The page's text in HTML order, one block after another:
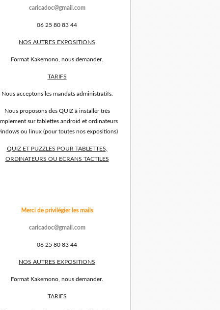
caricadoc@gmail.com
06 25 80 83 44
NOS AUTRES EXPOSITIONS
Format Kakemono, nous demander.
TARIFS
Nous acceptons les mandats administratifs.
Nous proposons des QUIZ à installer très
sur tablettes android et ordinateurs
ou linux (pour toutes nos expositions)
QUIZ ET PUZZLES POUR TABLETTES,
ORDINATEURS OU ECRANS TACTILES
Merci de privilégier les mails
caricadoc@gmail.com
06 25 80 83 44
NOS AUTRES EXPOSITIONS
Format Kakemono, nous demander.
TARIFS